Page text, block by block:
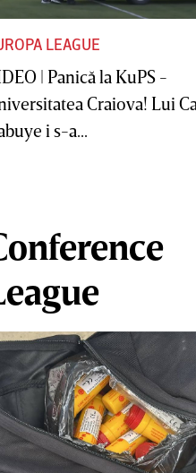
LEAGUE
| Panică la KuPS -
Craiova! Lui
i s-a...